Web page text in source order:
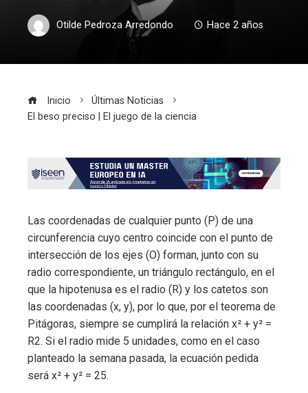
Otilde Pedroza Arredondo Hace 2 años
Inicio
Últimas Noticias
El beso preciso | El juego de la ciencia
Las coordenadas de cualquier punto (P) de una
circunferencia cuyo centro coincide con el punto de
intersección de los ejes (O) forman, junto con su
radio correspondiente, un triángulo rectángulo, en el
que la hipotenusa es el radio (R) y los catetos son
las coordenadas (x, y), por lo que, por el teorema de
Pitágoras, siempre se cumplirá la relación x² + y² =
R2. Si el radio mide 5 unidades, como en el caso
planteado la semana pasada, la ecuación pedida
será x² + y² = 25.